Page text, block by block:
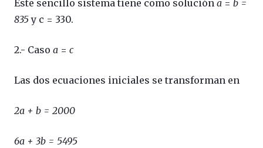
Este sencillo sistema tiene como solución a = b =
835y c = 330.
2.- Caso a = c
Las dos ecuaciones iniciales se transforman en
2a + b = 2000
6a + 3b = 5495